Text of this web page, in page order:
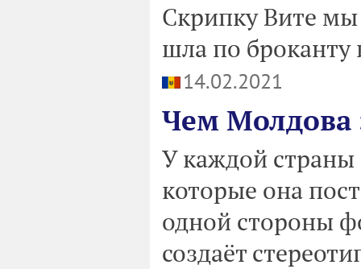
Скрипку Вите
шла по
14.02.2021
Чем Молдова
У каждой страны
которые она
одной стороны
создаёт